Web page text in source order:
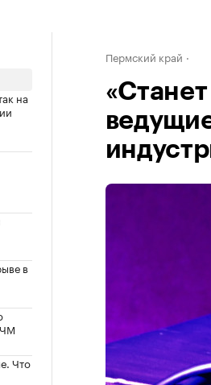
на
в
Что
Пермский край